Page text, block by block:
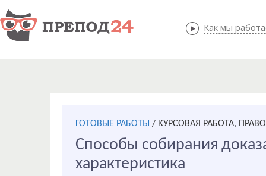
Как мы
Как мы
ГОТОВЫЕ РАБОТЫ / КУРСОВАЯ РАБОТА,
Способы собирания
характеристика